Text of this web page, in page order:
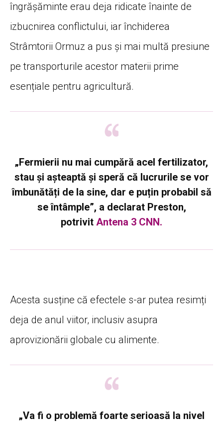
îngrășăminte erau deja ridicate înainte de
izbucnirea conflictului, iar închiderea
Strâmtorii Ormuz a pus și mai multă presiune
pe transporturile acestor materii prime
esențiale pentru agricultură.
„Fermierii nu mai cumpără acel fertilizator,
stau și așteaptă și speră că lucrurile se vor
îmbunătăți de la sine, dar e puțin probabil să
se întâmple”, a declarat Preston,
potrivit Antena 3 CNN.
Acesta susține că efectele s-ar putea resimți
deja de anul viitor, inclusiv asupra
aprovizionării globale cu alimente.
„Va fi o problemă foarte serioasă la nivel